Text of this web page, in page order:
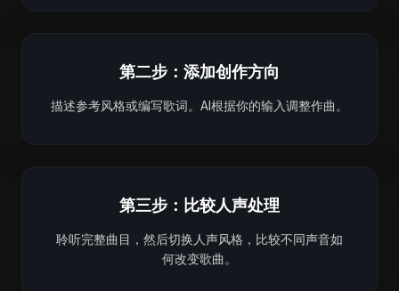
第二步：添加创作方向
描述参考风格或编写歌词。AI根据你的输入调整作曲。
第三步：比较人声处理
聆听完整曲目，然后切换人声风格，比较不同声音如
何改变歌曲。